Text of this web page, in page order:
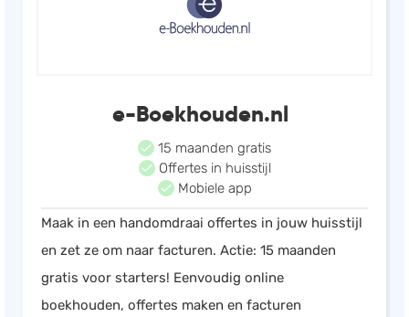
e-Boekhouden.nl
15 maanden gratis
Offertes in huisstijl
Mobiele app
Maak in een handomdraai offertes in jouw huisstijl
en zet ze om naar facturen. Actie: 15 maanden
gratis voor starters! Eenvoudig online
boekhouden, offertes maken en facturen